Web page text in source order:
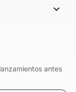

antes